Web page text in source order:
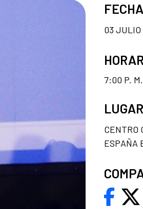
FECHA
03 JULIO
7:00 P. M.
LUGAR
CENTRO
ESPAÑA